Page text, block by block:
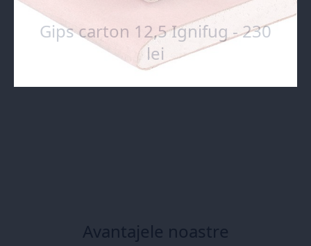
Gips carton 12,5 Ignifug - 230
lei
Avantajele noastre